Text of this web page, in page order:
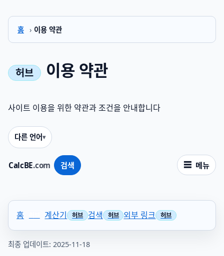
홈 › 이용 약관
CalcBE.com 검색 메뉴
이용 약관
사이트 이용을 위한 약관과 조건을 안내합니다
다른 언어
홈 계산기 검색 외부 링크
최종 업데이트: 2025-11-18